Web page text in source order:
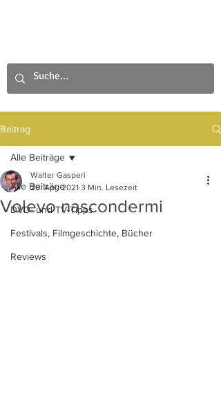
Beitrag
Alle Beiträge
DVD- und TV-Tipps
Festivals, Filmgeschichte, Bücher
Reviews
Alle Beiträge
Volevo nascondermi
Walter Gasperi
29. Apr. 2021 3 Min. Lesezeit